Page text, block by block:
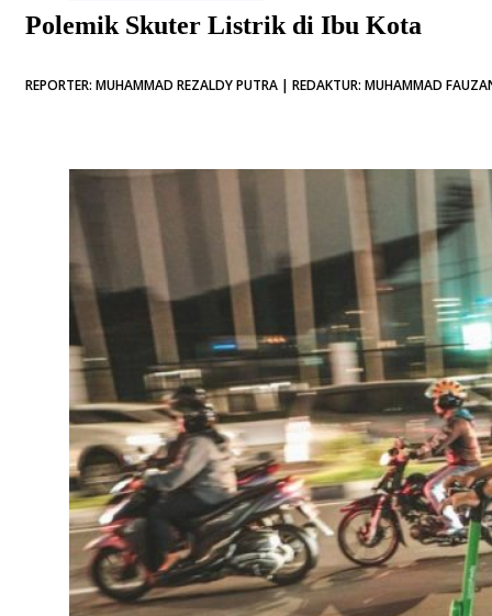
Polemik Skuter Listrik di Ibu Kota
REPORTER: MUHAMMAD REZALDY PUTRA | REDAKTUR: MUHAMMAD